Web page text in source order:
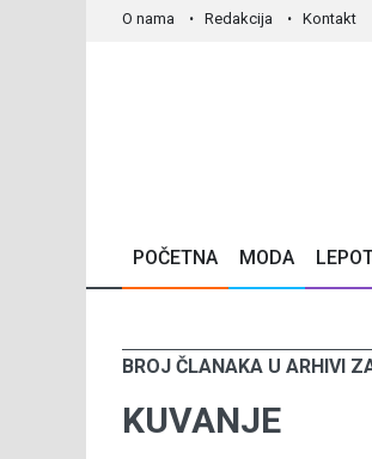
O nama Redakcija Kontakt
POČETNA MODA
BROJ ČLANAKA U ARHIVI
KUVANJE